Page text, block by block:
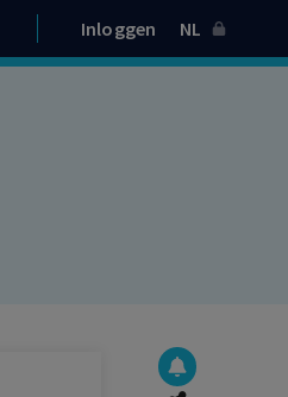
Inloggen NL